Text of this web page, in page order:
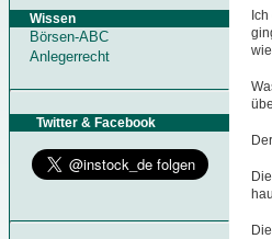
Wissen
Börsen-ABC
Anlegerrecht
Twitter & Facebook